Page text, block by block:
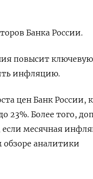
Банка России.
повысит
инфляцию.
цен Банк России,
23%. Более того,
если месячная
обзоре аналитики